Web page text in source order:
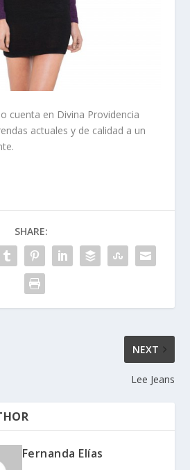
cuenta en Divina Providencia
actuales y de calidad a un
SHARE:
NEXT
Lee Jeans
Fernanda Elías